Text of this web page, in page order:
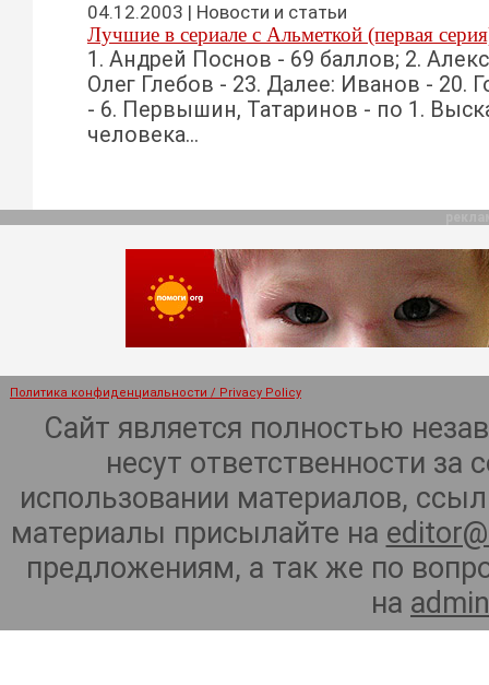
04.12.2003 | Новости и статьи
Лучшие в сериале с Альметкой (первая
1. Андрей Поснов - 69 баллов; 2.
Олег Глебов - 23. Далее: Иванов - 20.
- 6. Первышин, Татаринов - по 1.
человека...
Политика конфиденциальности / Privacy Policy
Сайт является полностью
несут ответственности
использовании материалов,
материалы присылайте на
предложениям, а так же по
на